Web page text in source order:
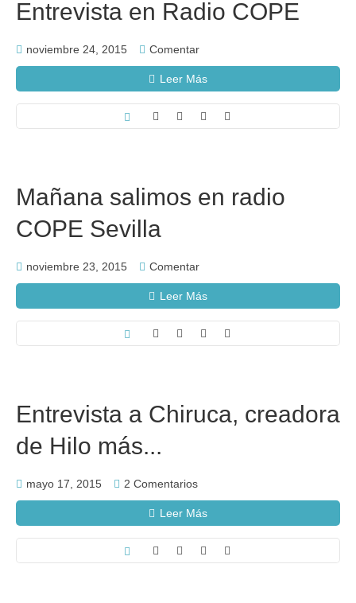
Entrevista en Radio COPE
noviembre 24, 2015 Comentar
Leer Más
Mañana salimos en radio
COPE Sevilla
noviembre 23, 2015 Comentar
Leer Más
Entrevista a Chiruca, creadora
de Hilo más...
mayo 17, 2015 2 Comentarios
Leer Más